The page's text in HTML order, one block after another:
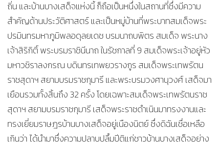
ถิ่น และบ้านบางเสด็จแห่งนี้ ก็ถือเป็นหนึ่งในสถานที่ซึ่งมีความ
สำคัญด้านประวัติศาสตร์ และเป็นหมู่บ้านที่พระบาทสมเด็จพระ
ปรมินทรมหาภูมิพลอดุลยเดช บรมนาถบพิตร สมเด็จ พระนาง
เจ้าสิริกิติ์ พระบรมราชินีนาถ ในรัชกาลที่ 9 สมเด็จพระเจ้าอยู่หัว
มหาวชิราลงกรณ บดินทรเทพยวรางกูร สมเด็จพระเทพรัตน
ราชสุดาฯ สยามบรมราชกุมารี และพระบรมวงศานุวงศ์ เสด็จมา
เยือนรวมทั้งสิ้นถึง 32 ครั้ง โดยเฉพาะสมเด็จพระเทพรัตนราช
สุดาฯ สยามบรมราชกุมารี เสด็จพระราชดำเนินมาทรงงานและ
ทรงเยี่ยมราษฎรบ้านบางเสด็จอยู่เนืองนิตย์ ซึ่งดิฉันเชื่อเหลือ
เกินว่า ได้นำมาซึ่งความปลาบปลื้มปีติแก่ชาวบ้านบางเสด็จอย่าง